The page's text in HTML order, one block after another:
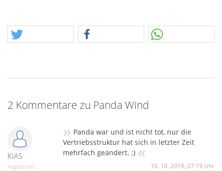
2 Kommentare zu Panda Wind
KIAS
registriert
» Panda war und ist nicht tot, nur die
Vertriebsstruktur hat sich in letzter Zeit
mehrfach geändert. ;) «
10. 10. 2018, 07:19 Uhr